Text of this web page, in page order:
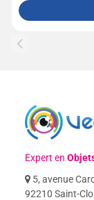
Expert en
5, avenue
92210 Saint-